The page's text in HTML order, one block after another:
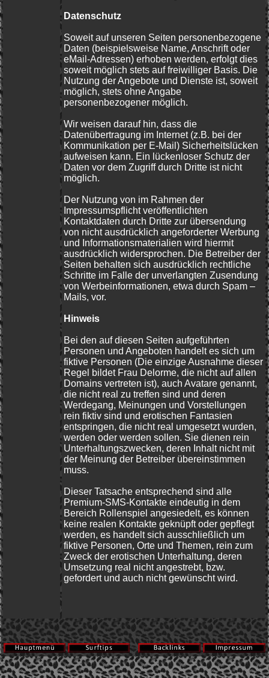
Datenschutz
Soweit auf unseren Seiten personenbezogene
Daten (beispielsweise Name, Anschrift oder
eMail-Adressen) erhoben werden, erfolgt dies
soweit möglich stets auf freiwilliger Basis. Die
Nutzung der Angebote und Dienste ist, soweit
möglich, stets ohne Angabe
personenbezogener möglich.
Wir weisen darauf hin, dass die
Datenübertragung im Internet (z.B. bei der
Kommunikation per E-Mail) Sicherheitslücken
aufweisen kann. Ein lückenloser Schutz der
Daten vor dem Zugriff durch Dritte ist nicht
möglich.
Der Nutzung von im Rahmen der
Impressumspflicht veröffentlichten
Kontaktdaten durch Dritte zur übersendung
von nicht ausdrücklich angeforderter Werbung
und Informationsmaterialien wird hiermit
ausdrücklich widersprochen. Die Betreiber der
Seiten behalten sich ausdrücklich rechtliche
Schritte im Falle der unverlangten Zusendung
von Werbeinformationen, etwa durch Spam –
Mails, vor.
Hinweis
Bei den auf diesen Seiten aufgeführten
Personen und Angeboten handelt es sich um
fiktive Personen (Die einzige Ausnahme dieser
Regel bildet Frau Delorme, die nicht auf allen
Domains vertreten ist), auch Avatare genannt,
die nicht real zu treffen sind und deren
Werdegang, Meinungen und Vorstellungen
rein fiktiv sind und erotischen Fantasien
entspringen, die nicht real umgesetzt wurden,
werden oder werden sollen. Sie dienen rein
Unterhaltungszwecken, deren Inhalt nicht mit
der Meinung der Betreiber übereinstimmen
muss.
Dieser Tatsache entsprechend sind alle
Premium-SMS-Kontakte eindeutig in dem
Bereich Rollenspiel angesiedelt, es können
keine realen Kontakte geknüpft oder gepflegt
werden, es handelt sich ausschließlich um
fiktive Personen, Orte und Themen, rein zum
Zweck der erotischen Unterhaltung, deren
Umsetzung real nicht angestrebt, bzw.
gefordert und auch nicht gewünscht wird.